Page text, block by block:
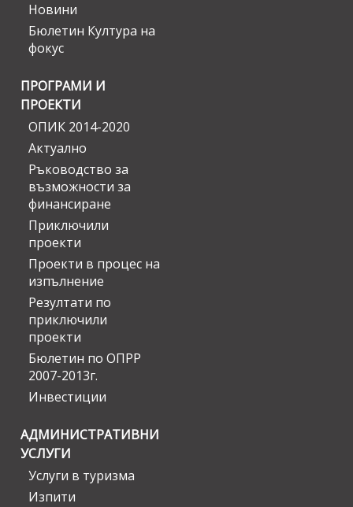
Новини
Бюлетин Култура на
фокус
ПРОГРАМИ И
ПРОЕКТИ
ОПИК 2014-2020
Актуално
Ръководство за
възможности за
финансиране
Приключили
проекти
Проекти в процес на
изпълнение
Резултати по
приключили
проекти
Бюлетин по ОПРР
2007-2013г.
Инвестиции
АДМИНИСТРАТИВНИ
УСЛУГИ
Услуги в туризма
Изпити